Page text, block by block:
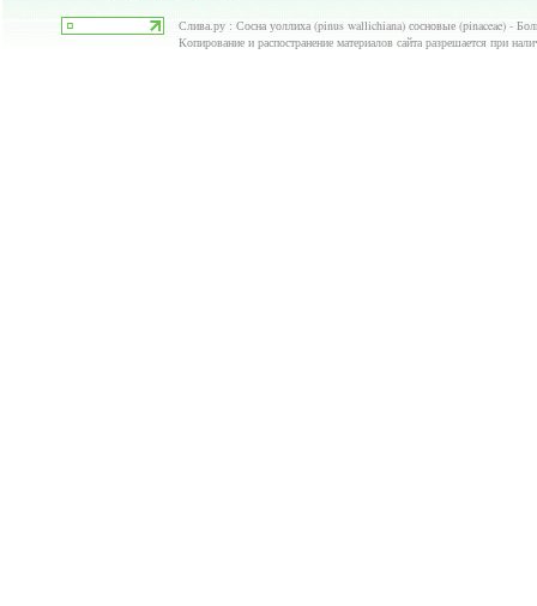
Слива.ру : Сосна уоллиха (pinus wallichiana) сосновые (pinaceae) -
Копирование и распостранение материалов сайта разрешается при